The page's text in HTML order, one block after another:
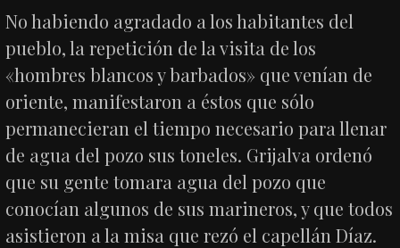
No habiendo agradado a los habitantes del
pueblo, la repetición de la visita de los
«hombres blancos y barbados» que venían de
oriente, manifestaron a éstos que sólo
permanecieran el tiempo necesario para llenar
de agua del pozo sus toneles. Grijalva ordenó
que su gente tomara agua del pozo que
conocían algunos de sus marineros, y que todos
asistieron a la misa que rezó el capellán Díaz.